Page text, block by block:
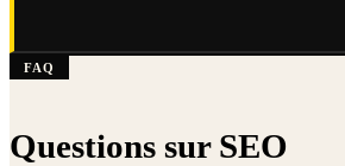
FAQ
Questions sur SEO